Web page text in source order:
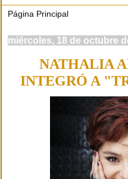
miércoles, 18 de octubre
NATHALIA
INTEGRÓ A